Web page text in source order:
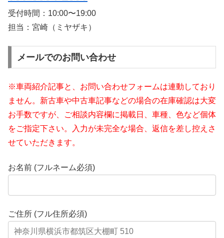
受付時間： 10:00〜19:00
担当：宮崎（ミヤザキ）
メールでのお問い合わせ
※車両紹介記事と、お問い合わせフォームは連動しており
ません。新古車や中古車記事などの場合の在庫確認は大変
お手数ですが、ご相談内容欄に掲載日、車種、色など個体
をご指定下さい。入力が未完全な場合、返信を差し控えさ
せていただきます。
お名前 (フルネーム必須)
ご住所 (フル住所必須)